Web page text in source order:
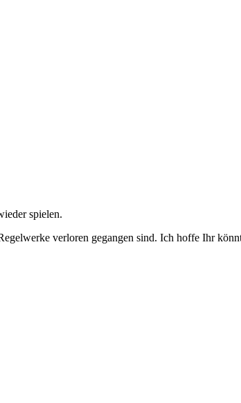
spielen.
verloren gegangen sind. Ich hoffe Ihr